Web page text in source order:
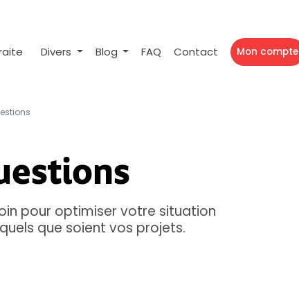
Divers Blog FAQ Contact Mon compte
pour optimiser votre situation
que soient vos projets.